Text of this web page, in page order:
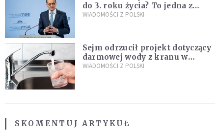
do 3. roku życia? To jedna z
propozycji programu "Rozwój
WIADOMOŚCI Z POLSKI
Sejm odrzucił projekt dotyczący
darmowej wody z kranu w
restauracjach
WIADOMOŚCI Z POLSKI
SKOMENTUJ ARTYKUŁ